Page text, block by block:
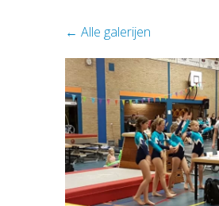
Alle galerijen